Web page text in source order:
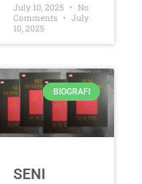
July 10, 2025
No
Comments
July
10, 2025
BIOGRAFI
SENI